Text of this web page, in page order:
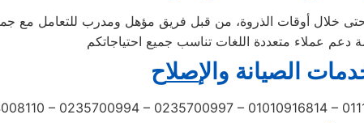
01207619993 يتم الرد على مكالماتكم خلال 30 ثانية فقط، حتى خلال أوقات الذروة، من قبل فريق
الصيانة و الإصلاح
– 0235700994 – 0235700997 – 01010916814 –